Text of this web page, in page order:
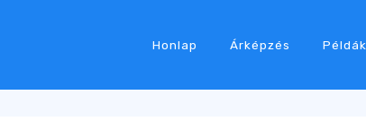
Honlap Árképzés Példák